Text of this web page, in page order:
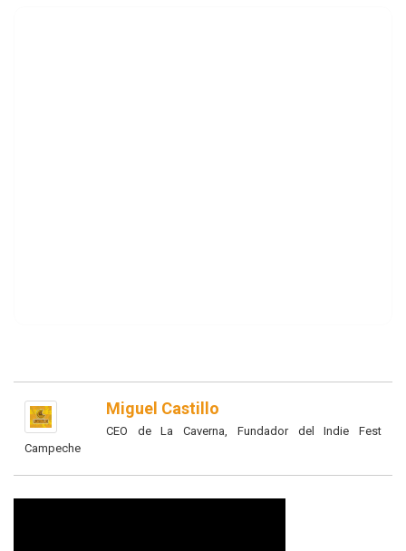
Miguel Castillo
CEO de La Caverna, Fundador del Indie Fest
Campeche